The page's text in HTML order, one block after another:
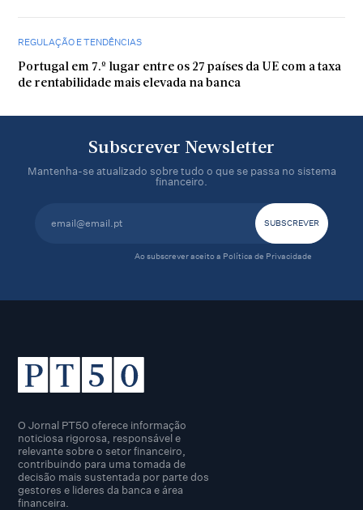
REGULAÇÃO E TENDÊNCIAS
Portugal em 7.º lugar entre os 27 países da UE com a taxa
de rentabilidade mais elevada na banca
Subscrever Newsletter
Mantenha-se atualizado sobre tudo o que se passa no sistema
financeiro.
Ao subscrever aceito a Política de Privacidade
O Jornal PT50 oferece informação
noticiosa rigorosa, responsável e
relevante sobre o setor financeiro,
contribuindo para uma tomada de
decisão mais sustentada por parte dos
gestores e lideres da banca e área
financeira.